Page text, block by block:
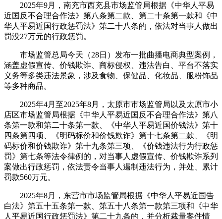
2025年9月，南充市西充县市场监管局根据《中华人平易
近国反不合理合作法》第八条第二款、第二十条第一款和《中
华人平易近国行政惩罚法》第二十八条的，依法对当事人做出
罚没27万元的行政惩罚。
市场监管总局今天（28日）发布一批曲播电商典型案例，
涵盖虚假宣传、价钱欺诈、商标侵权、违法告白、平台不落实
义务等多类违法景象，涉及食物、保健品、化妆品、服粉饰品
等多种商品。
2025年4月至2025年8月，太原市市场监管局以及太原市小
店区市场监管局根据《中华人平易近国反不合理合作法》第八
条第一款和第二十条第一款、《中华人平易近国价钱法》第十
四条第四项、《明码标价和价钱欺诈》第十七条第二款、《明
码标价和价钱欺诈》第十九条第三项、《价钱违法行为行政惩
罚》第七条等法令律例的，对当事人虚假宣传、价钱欺诈系列
案做出行政惩罚，依法责令当事人遏制违法行为，并处、累计
罚款560万元。
2025年8月，东营市市场监管局根据《中华人平易近国告
白法》第五十五条第一款、第五十八条第一款第三项和《中华
人平易近国行政惩罚法》第二十九条的，并分析裁量案件情